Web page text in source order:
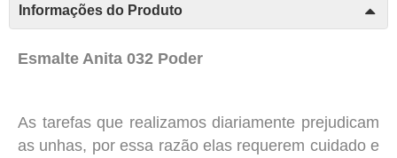
Informações do Produto
Esmalte Anita 032 Poder
As tarefas que realizamos diariamente prejudicam
as unhas, por essa razão elas requerem cuidado e